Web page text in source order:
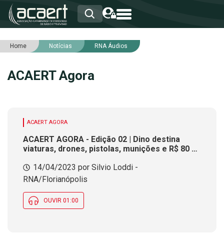
HOME
ASSOCIADOS
SERVIÇOS
Home Notícias RNA Áudios
ACAERT Agora
ACAERT AGORA
ACAERT AGORA - Edição 02 | Dino destina
viaturas, drones, pistolas, munições e R$ 80 mi
14/04/2023 por Silvio Loddi -
RNA/Florianópolis
OUVIR 01:00